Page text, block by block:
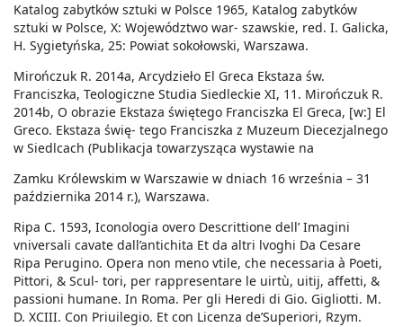
Katalog zabytków sztuki w Polsce 1965, Katalog zabytków
sztuki w Polsce, X: Województwo war- szawskie, red. I. Galicka,
H. Sygietyńska, 25: Powiat sokołowski, Warszawa.
Mirończuk R. 2014a, Arcydzieło El Greca Ekstaza św.
Franciszka, Teologiczne Studia Siedleckie XI, 11. Mirończuk R.
2014b, O obrazie Ekstaza świętego Franciszka El Greca, [w:] El
Greco. Ekstaza świę- tego Franciszka z Muzeum Diecezjalnego
w Siedlcach (Publikacja towarzysząca wystawie na
Zamku Królewskim w Warszawie w dniach 16 września – 31
października 2014 r.), Warszawa.
Ripa C. 1593, Iconologia overo Descrittione dell’ Imagini
vniversali cavate dall’antichita Et da altri lvoghi Da Cesare
Ripa Perugino. Opera non meno vtile, che necessaria à Poeti,
Pittori, & Scul- tori, per rappresentare le uirtù, uitij, affetti, &
passioni humane. In Roma. Per gli Heredi di Gio. Gigliotti. M.
D. XCIII. Con Priuilegio. Et con Licenza de’Superiori, Rzym.